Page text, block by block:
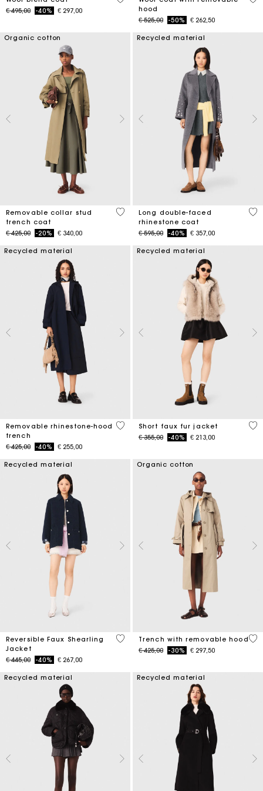
Price reduced from
€ 495,00to-40% € 297,00
hood
Price reduced from
€ 525,00to-50% € 262,50
Organic cotton
Removable collar stud
trench coat
Price reduced from
€ 425,00to-20% € 340,00
5 out of 5 Customer Rating
Recycled material
Long double-faced
rhinestone coat
Price reduced from
€ 595,00to-40% € 357,00
3,3
Recycled material
Removable rhinestone-hood
trench
Price reduced from
€ 425,00to-40% € 255,00
5 out of 5 Customer Rating
Recycled material
Short faux fur jacket
Price reduced from
€ 355,00to-40% € 213,00
4,5
Recycled material
Reversible Faux Shearling
Jacket
Price reduced from
€ 445,00to-40% € 267,00
4,8 out of 5 Customer Rating
Organic cotton
Trench with removable hood
Price reduced from
€ 425,00to-30% € 297,50
4,1
Recycled material Recycled material